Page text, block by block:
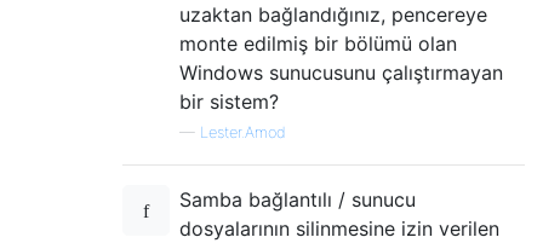
uzaktan bağlandığınız, pencereye
monte edilmiş bir bölümü olan
Windows sunucusunu çalıştırmayan
bir sistem?
— Lester.Amod
Samba bağlantılı / sunucu
dosyalarının silinmesine izin verilen